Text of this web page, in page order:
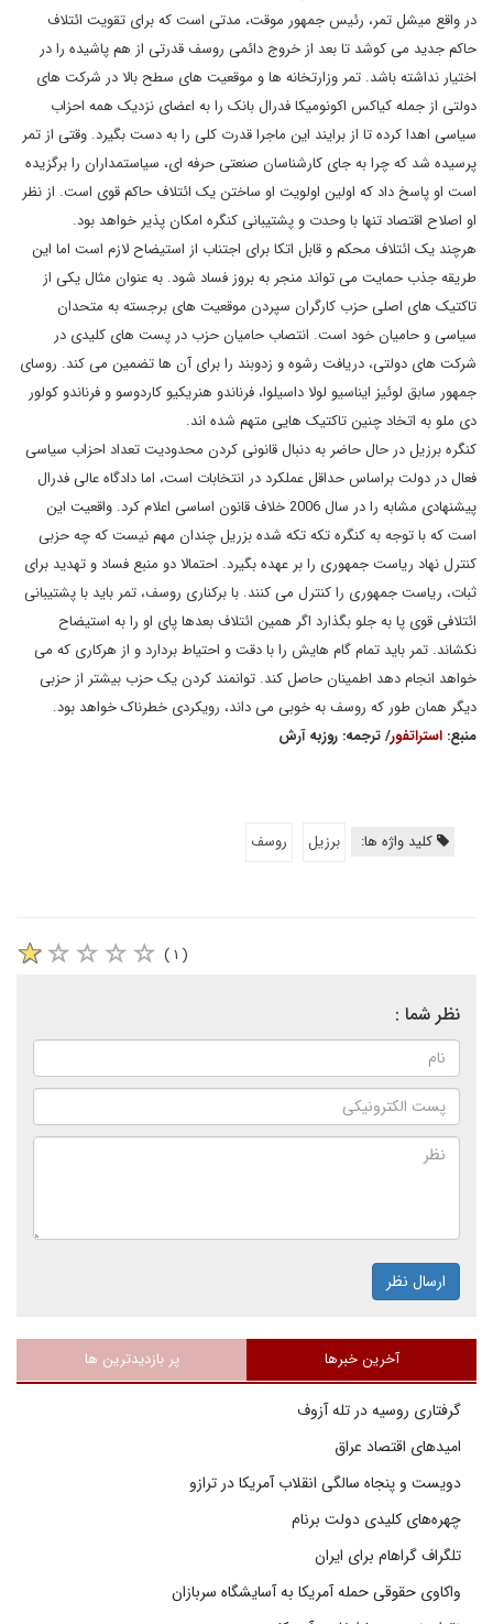
در واقع میشل تمر، رئیس جمهور موقت، مدتی است که برای تقویت ائتلاف
حاکم جدید می کوشد تا بعد از خروج دائمی روسف قدرتی از هم پاشیده را در
اختیار نداشته باشد. تمر وزارتخانه ها و موقعیت های سطح بالا در شرکت های
دولتی از جمله کیاکس اکونومیکا فدرال بانک را به اعضای نزدیک همه احزاب
سیاسی اهدا کرده تا از برایند این ماجرا قدرت کلی را به دست بگیرد. وقتی از تمر
پرسیده شد که چرا به جای کارشناسان صنعتی حرفه ای، سیاستمداران را برگزیده
است او پاسخ داد که اولین اولویت او ساختن یک ائتلاف حاکم قوی است. از نظر
او اصلاح اقتصاد تنها با وحدت و پشتیبانی کنگره امکان پذیر خواهد بود.
هرچند یک ائتلاف محکم و قابل اتکا برای اجتناب از استیضاح لازم است اما این
طریقه جذب حمایت می تواند منجر به بروز فساد شود. به عنوان مثال یکی از
تاکتیک های اصلی حزب کارگران سپردن موقعیت های برجسته به متحدان
سیاسی و حامیان خود است. انتصاب حامیان حزب در پست های کلیدی در
شرکت های دولتی، دریافت رشوه و زدوبند را برای آن ها تضمین می کند. روسای
جمهور سابق لوئیز ایناسیو لولا داسیلوا، فرناندو هنریکیو کاردوسو و فرناندو کولور
دی ملو به اتخاد چنین تاکتیک هایی متهم شده اند.
کنگره برزیل در حال حاضر به دنبال قانونی کردن محدودیت تعداد احزاب سیاسی
فعال در دولت براساس حداقل عملکرد در انتخابات است، اما دادگاه عالی فدرال
پیشنهادی مشابه را در سال 2006 خلاف قانون اساسی اعلام کرد. واقعیت این
است که با توجه به کنگره تکه تکه شده بزریل چندان مهم نیست که چه حزبی
کنترل نهاد ریاست جمهوری را بر عهده بگیرد. احتمالا دو منبع فساد و تهدید برای
ثبات، ریاست جمهوری را کنترل می کنند. با برکناری روسف، تمر باید با پشتیبانی
ائتلافی قوی پا به جلو بگذارد اگر همین ائتلاف بعدها پای او را به استیضاح
نکشاند. تمر باید تمام گام هایش را با دقت و احتیاط بردارد و از هرکاری که می
خواهد انجام دهد اطمینان حاصل کند. توانمند کردن یک حزب بیشتر از حزبی
دیگر همان طور که روسف به خوبی می داند، رویکردی خطرناک خواهد بود.
منبع: استراتفور/ ترجمه: روزبه آرش
کلید واژه ها: برزیل روسف
( ۱ )
نظر شما :
ارسال نظر
آخرین خبرها پر بازدیدترین ها
گرفتاری روسیه در تله آزوف
امیدهای اقتصاد عراق
دویست و پنجاه سالگی انقلاب آمریکا در ترازو
چهره‌های کلیدی دولت برنام
تلگراف گراهام برای ایران
واکاوی حقوقی حمله آمریکا به آسایشگاه سربازان